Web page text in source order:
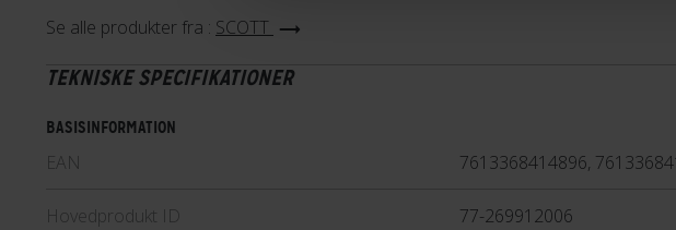
af Scotts modeller. Fælles for Contessa-serien er, at
uden at gå på kompromis med hverken performance
Se alle produkter fra : SCOTT
TEKNISKE SPECIFIKATIONER
BASISINFORMATION
EAN 7613368414896,
Hovedprodukt ID 77-269912006